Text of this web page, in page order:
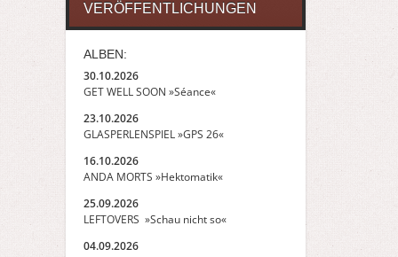
VERÖFFENTLICHUNGEN
ALBEN:
30.10.2026
GET WELL SOON »Séance«
23.10.2026
GLASPERLENSPIEL »GPS 26«
16.10.2026
ANDA MORTS »Hektomatik«
25.09.2026
LEFTOVERS »Schau nicht so«
04.09.2026